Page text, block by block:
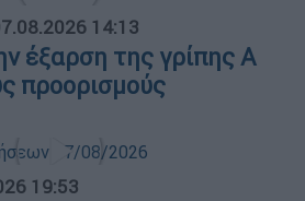
14:13
έξαρση της γρίπης Α
προορισμούς
19:53